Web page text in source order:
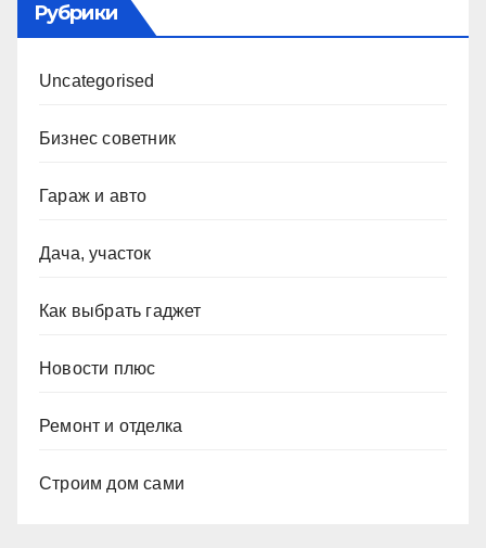
Рубрики
Uncategorised
Бизнес советник
Гараж и авто
Дача, участок
Как выбрать гаджет
Новости плюс
Ремонт и отделка
Строим дом сами